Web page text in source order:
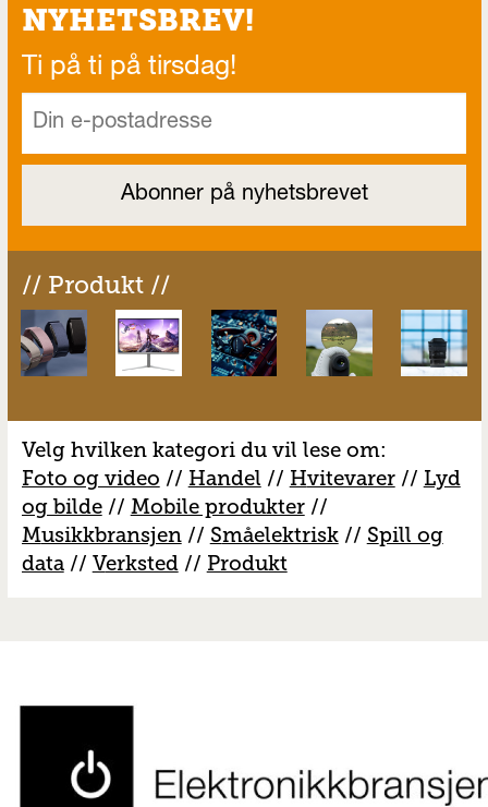
NYHETSBREV!
Ti på ti på tirsdag!
// Produkt //
Velg hvilken kategori du vil lese om:
Foto og video // Handel // Hvitevarer// Lyd
og bilde// Mobile produkter//
Musikkbransjen// Småelektrisk// Spill og
data// Verksted// Produkt